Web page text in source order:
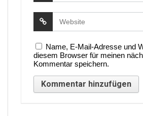
Name, E-Mail-Adresse und
diesem Browser für meinen
Kommentar speichern.